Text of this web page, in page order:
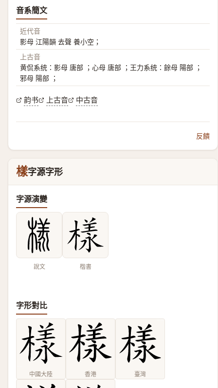
音系簡文
近代音
影母 江陽韻 去聲 養小空；
上古音
黄侃系统：影母 唐部 ；心母 唐部 ；王力系统：餘母 陽部 ；
邪母 陽部 ；
韵书 上古音 中古音
反饋
樣字源字形
字源演變
說文 楷書
字形對比
中國大陸 香港 臺灣